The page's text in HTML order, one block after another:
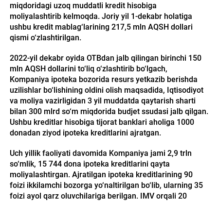
miqdoridagi uzoq muddatli kredit hisobiga
moliyalashtirib kelmoqda. Joriy yil 1-dekabr holatiga
ushbu kredit mablag‘larining 217,5 mln AQSH dollari
qismi o‘zlashtirilgan.
2022-yil dekabr oyida OTBdan jalb qilingan birinchi 150
mln AQSH dollarini to‘liq o‘zlashtirib bo‘lgach,
Kompaniya ipoteka bozorida resurs yetkazib berishda
uzilishlar bo‘lishining oldini olish maqsadida, Iqtisodiyot
va moliya vazirligidan 3 yil muddatda qaytarish sharti
bilan 300 mlrd so‘m miqdorida budjet ssudasi jalb qilgan.
Ushbu kreditlar hisobiga tijorat banklari aholiga 1000
donadan ziyod ipoteka kreditlarini ajratgan.
Uch yillik faoliyati davomida Kompaniya jami 2,9 trln
so‘mlik, 15 744 dona ipoteka kreditlarini qayta
moliyalashtirgan. Ajratilgan ipoteka kreditlarining 90
foizi ikkilamchi bozorga yo‘naltirilgan bo‘lib, ularning 35
foizi ayol qarz oluvchilariga berilgan. IMV orqali 20